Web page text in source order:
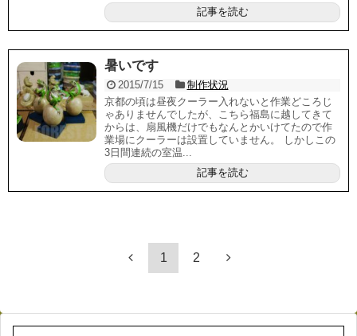
記事を読む
暑いです
2015/7/15
制作状況
京都の頃は昼夜クーラー入れないと作業どころじ
ゃありませんでしたが、こちら福島に越してきて
からは、扇風機だけでもなんとかいけてたので作
業場にクーラーは設置していません。 しかしこの
3日間連続の室温...
記事を読む
1 2